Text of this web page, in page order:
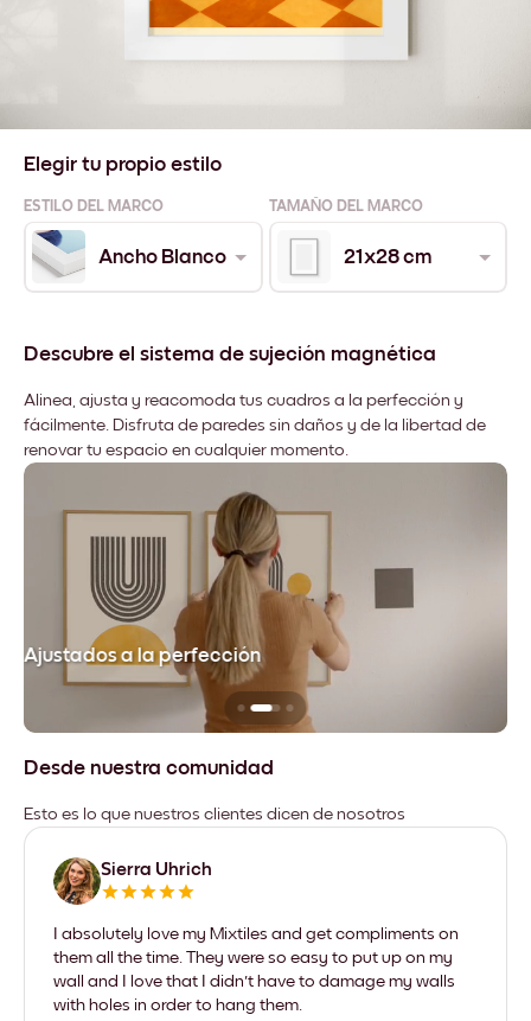
Elegir tu propio estilo
ESTILO DEL MARCO TAMAÑO DEL MARCO
Ancho Blanco 21x28 cm
Descubre el sistema de sujeción magnética
Alinea, ajusta y reacomoda tus cuadros a la perfección y
fácilmente. Disfruta de paredes sin daños y de la libertad de
renovar tu espacio en cualquier momento.
Ajustados a la perfección
Desde nuestra comunidad
Esto es lo que nuestros clientes dicen de nosotros
Sierra Uhrich
I absolutely love my Mixtiles and get compliments on
them all the time. They were so easy to put up on my
wall and I love that I didn't have to damage my walls
with holes in order to hang them.